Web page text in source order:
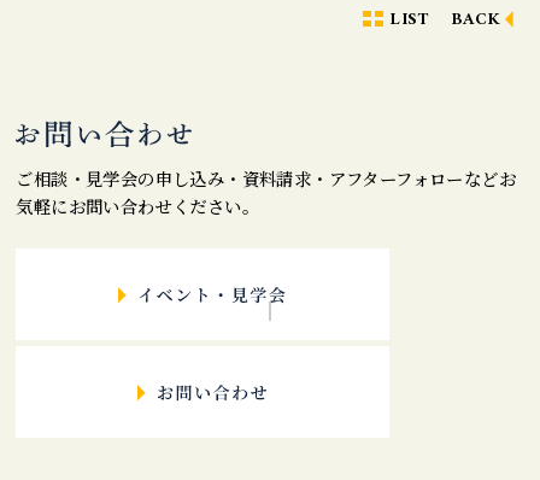
LIST BACK
ご相談・見学会の申し込み・資料請求・アフターフォローなどお
気軽にお問い合わせください。